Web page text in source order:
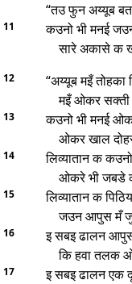
“तउ फुन अय्यूब
11
कउनो भी मनई
सारे अकासे क
12
“अय्यूब मइँ तोहका
मइँ ओकर सक्ती
13
कउनो भी मनई
ओकर खाल
14
लिव्यातान क
ओकरे भी जबडे
15
लिव्यातान क
जउन आपुस मँ
16
इ सबइ ढालन आपुस
कि हवा तलक
17
इ सबइ ढालन एक